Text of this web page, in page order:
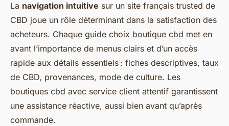
La navigation intuitive sur un site français trusted de
CBD joue un rôle déterminant dans la satisfaction des
acheteurs. Chaque guide choix boutique cbd met en
avant l’importance de menus clairs et d’un accès
rapide aux détails essentiels : fiches descriptives, taux
de CBD, provenances, mode de culture. Les
boutiques cbd avec service client attentif garantissent
une assistance réactive, aussi bien avant qu’après
commande.